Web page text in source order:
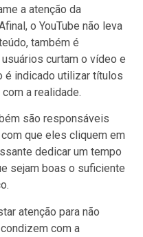
a atenção da
o YouTube não leva
também é
curtam o vídeo e
é indicado utilizar títulos
a realidade.
são responsáveis
que eles cliquem em
dedicar um tempo
sejam boas o suficiente
atenção para não
com a